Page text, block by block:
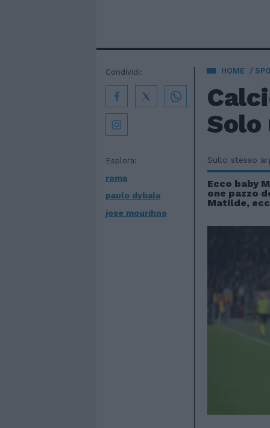
HOME
Solo
Esplora:
roma
paulo dybala
jose mourihno
Condividi:
Sullo stesso
Ecco baby
one pazzo
Matilde,